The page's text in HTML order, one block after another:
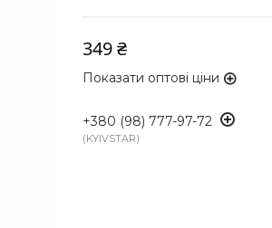
349 ₴
Показати оптові ціни
+380 (98) 777-97-72
KYIVSTAR